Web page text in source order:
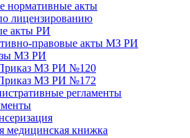
нормативные акты
лицензированию
акты РИ
правовые акты МЗ РИ
МЗ РИ
МЗ РИ №120
МЗ РИ №172
регламенты
медицинская книжка